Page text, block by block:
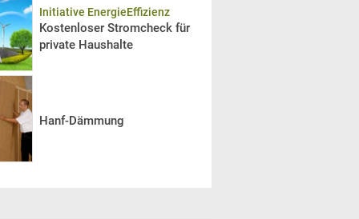
Initiative EnergieEffizienz
Kostenloser Stromcheck für
private Haushalte
Hanf-Dämmung